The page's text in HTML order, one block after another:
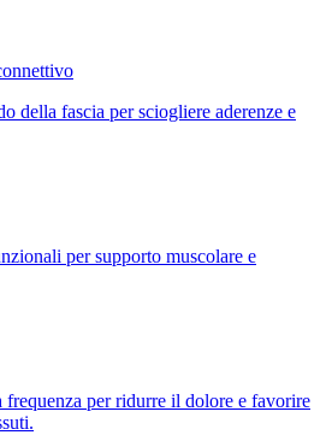
della fascia per sciogliere aderenze e
per supporto muscolare e
frequenza per ridurre il dolore e favorire